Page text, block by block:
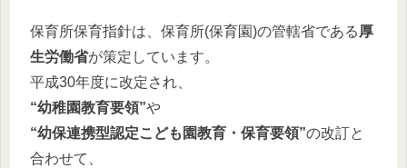
保育所保育指針は、保育所(保育園)の管轄省である 厚
生労働省が策定しています。
平成30年度に改定され、
“幼稚園教育要領”や
“幼保連携型認定こども園教育・保育要領”の改訂と
合わせて、